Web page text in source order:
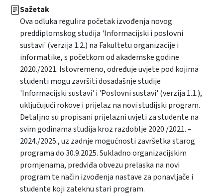
Sažetak
Ova odluka regulira početak izvođenja novog
preddiplomskog studija 'Informacijski i poslovni
sustavi' (verzija 1.2.) na Fakultetu organizacije i
informatike, s početkom od akademske godine
2020./2021. Istovremeno, određuje uvjete pod kojima
studenti mogu završiti dosadašnje studije
'Informacijski sustavi' i 'Poslovni sustavi' (verzija 1.1.),
uključujući rokove i prijelaz na novi studijski program.
Detaljno su propisani prijelazni uvjeti za studente na
svim godinama studija kroz razdoblje 2020./2021. –
2024./2025., uz zadnje mogućnosti završetka starog
programa do 30.9.2025. Sukladno organizacijskim
promjenama, predviđa obvezu prelaska na novi
program te način izvođenja nastave za ponavljače i
studente koji zateknu stari program.